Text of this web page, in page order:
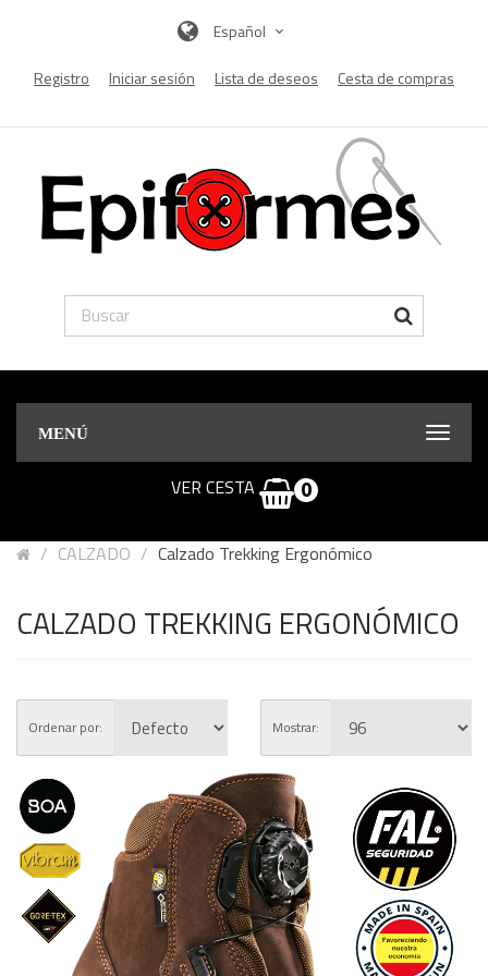
Español
Registro Iniciar sesión Lista de deseos Cesta de compras
MENÚ
VER CESTA 0
CALZADO Calzado Trekking Ergonómico
CALZADO TREKKING ERGONÓMICO
Ordenar por: Mostrar: